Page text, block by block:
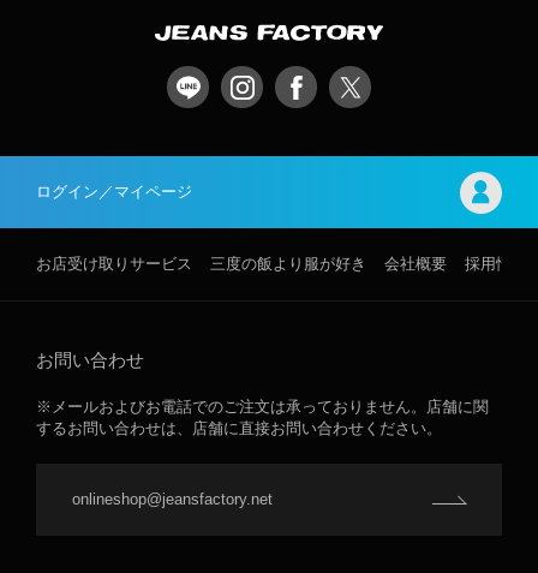
ログイン／マイページ
お店受け取りサービス 三度の飯より服が好き 会社概要 採用情報
お問い合わせ
※メールおよびお電話でのご注文は承っておりません。店舗に関
するお問い合わせは、店舗に直接お問い合わせください。
onlineshop@jeansfactory.net